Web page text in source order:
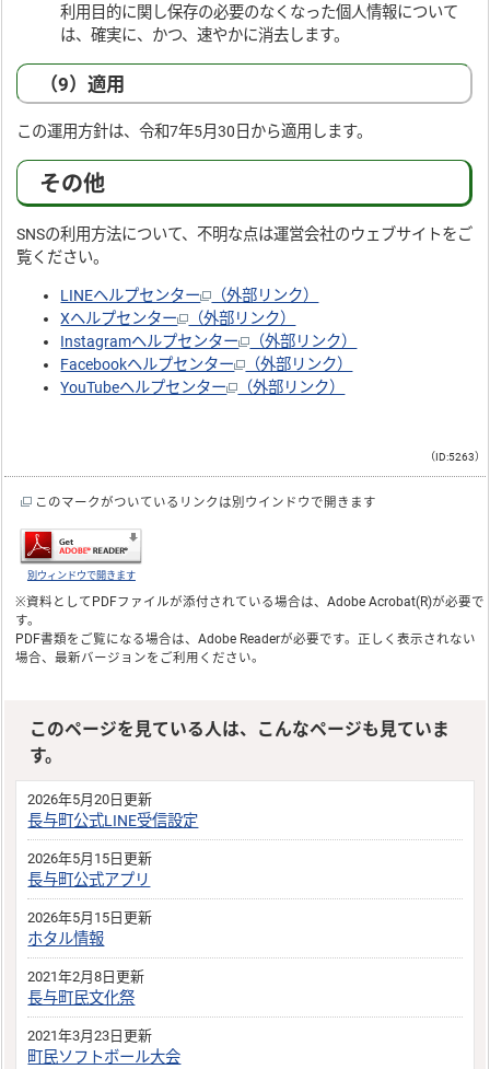
利用目的に関し保存の必要のなくなった個人情報について
は、確実に、かつ、速やかに消去します。
（9）適用
この運用方針は、令和7年5月30日から適用します。
その他
SNSの利用方法について、不明な点は運営会社のウェブサイトをご
覧ください。
LINEヘルプセンター
（外部リンク）
Xヘルプセンター
（外部リンク）
Instagramヘルプセンター
（外部リンク）
Facebookヘルプセンター
（外部リンク）
YouTubeヘルプセンター
（外部リンク）
（ID:5263）
このマークがついているリンクは別ウインドウで開きます
別ウィンドウで開きます
※資料としてPDFファイルが添付されている場合は、Adobe Acrobat(R)が必要で
す。
PDF書類をご覧になる場合は、Adobe Readerが必要です。正しく表示されない
場合、最新バージョンをご利用ください。
このページを見ている人は、こんなページも見ていま
す。
2026年5月20日更新
長与町公式LINE受信設定
2026年5月15日更新
長与町公式アプリ
2026年5月15日更新
ホタル情報
2021年2月8日更新
長与町民文化祭
2021年3月23日更新
町民ソフトボール大会